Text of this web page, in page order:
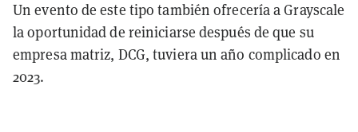
Un evento de este tipo también ofrecería a Grayscale
la oportunidad de reiniciarse después de que su
empresa matriz, DCG, tuviera un año complicado en
2023.